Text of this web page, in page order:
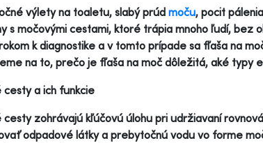
výlety na toaletu, slabý prúdmoču, pocit
s močovými cestami, ktoré trápia mnoho ľudí, bez
k diagnostike a v tomto prípade sa fľaša na
na to, prečo je fľaša na moč dôležitá, aké typy
cesty a ich funkcie
zohrávajú kľúčovú úlohu pri udržiavaní
odpadové látky a prebytočnú vodu vo forme